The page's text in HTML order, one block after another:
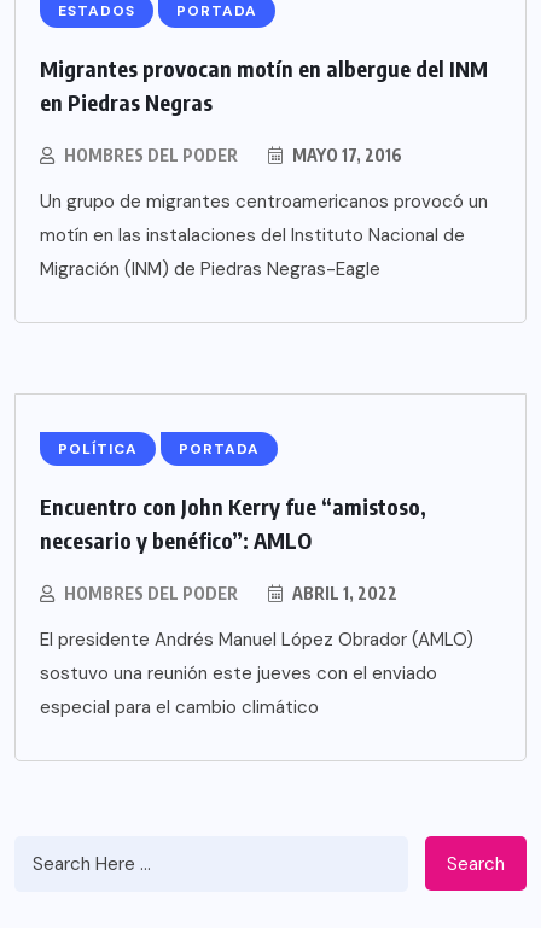
ESTADOS PORTADA
Migrantes provocan motín en albergue del INM
en Piedras Negras
HOMBRES DEL PODER MAYO 17, 2016
Un grupo de migrantes centroamericanos provocó un
motín en las instalaciones del Instituto Nacional de
Migración (INM) de Piedras Negras-Eagle
POLÍTICA PORTADA
Encuentro con John Kerry fue “amistoso,
necesario y benéfico”: AMLO
HOMBRES DEL PODER ABRIL 1, 2022
El presidente Andrés Manuel López Obrador (AMLO)
sostuvo una reunión este jueves con el enviado
especial para el cambio climático
Search